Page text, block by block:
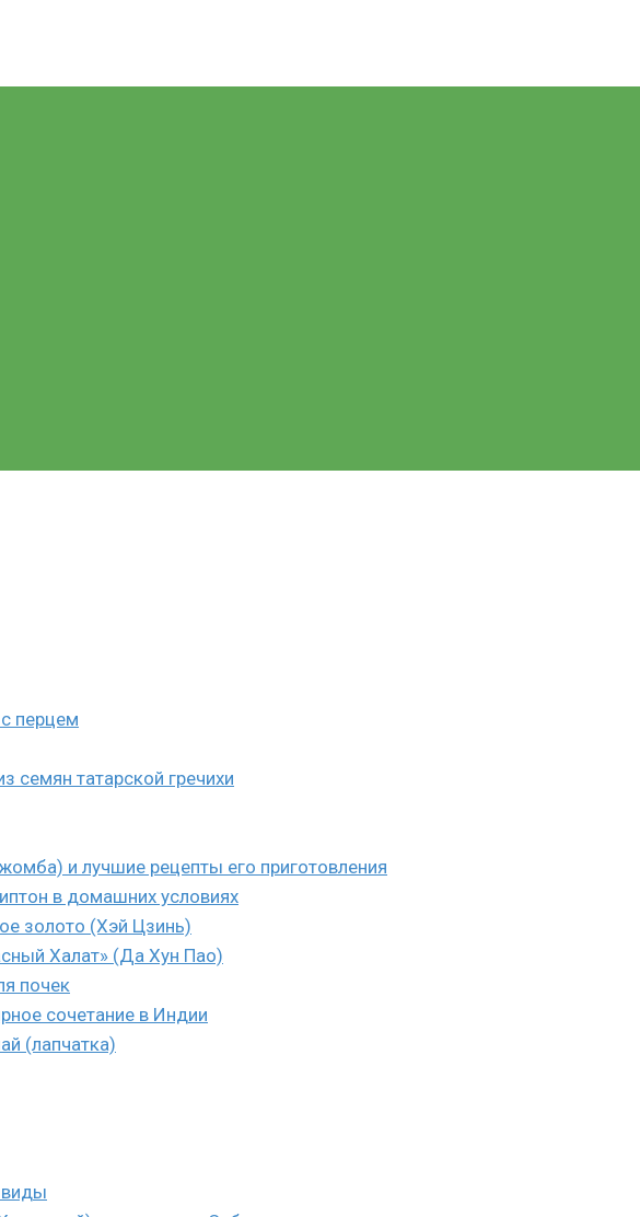
перцем
семян татарской гречихи
и лучшие рецепты его приготовления
в домашних условиях
золото (Хэй Цзинь)
Халат» (Да Хун Пао)
почек
сочетание в Индии
(лапчатка)
виды